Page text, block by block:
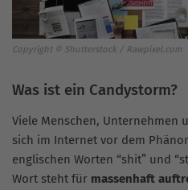
Copyright © Shutterstock / Rawpixel.com
Was ist ein Candystorm?
Viele Menschen, Unternehmen
sich im Internet vor dem
englischen Worten “shit” und
Wort steht für massenhaft